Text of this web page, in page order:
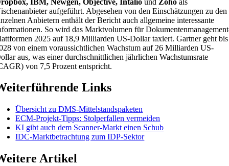
aufgeführt. Abgesehen von den Einschätzungen zu den
Anbietern enthält der Bericht auch allgemeine interessante
So wird das Marktvolumen für
2025 auf 18,9 Milliarden US-Dollar taxiert. Gartner geht bis
von einem voraussichtlichen Wachstum auf 26 Milliarden US-
aus, was einer durchschnittlichen jährlichen Wachstumsrate
von 7,5 Prozent entspricht.
Links
Übersicht zu DMS-Mittelstandspaketen
ECM-Projekt-Tipps: Stolperfallen vermeiden
KI gibt auch dem Scanner-Markt einen Schub
IDC-Marktbetrachtung zum IDP-Sektor
Artikel